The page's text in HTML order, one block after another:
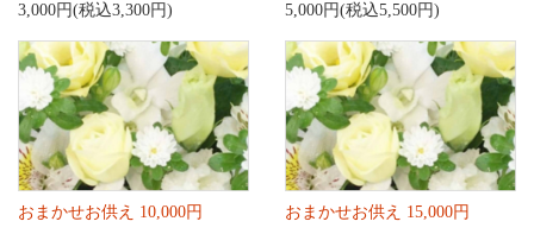
3,000円(税込3,300円)
5,000円(税込5,500円)
おまかせお供え 10,000円
おまかせお供え 15,000円